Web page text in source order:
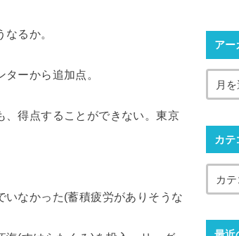
るか。
ーから追加点。
、得点することができない。東京
なかった(蓄積疲労がありそうな
アー
カテ